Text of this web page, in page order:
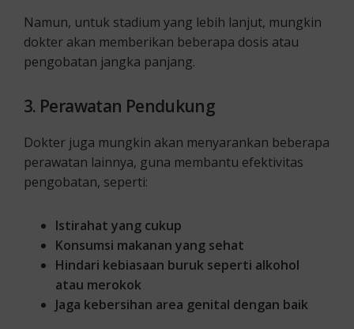
Namun, untuk stadium yang lebih lanjut, mungkin
dokter akan memberikan beberapa dosis atau
pengobatan jangka panjang.
3. Perawatan Pendukung
Dokter juga mungkin akan menyarankan beberapa
perawatan lainnya, guna membantu efektivitas
pengobatan, seperti:
Istirahat yang cukup
Konsumsi makanan yang sehat
Hindari kebiasaan buruk seperti alkohol
atau merokok
Jaga kebersihan area genital dengan baik